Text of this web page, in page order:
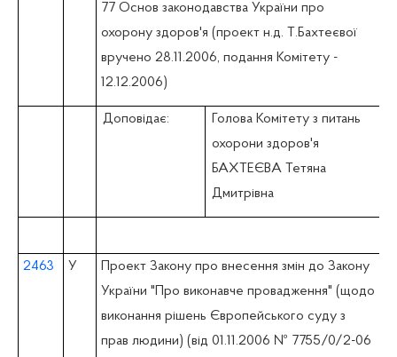
77 Основ законодавства України про
охорону здоров'я (проект н.д. Т.Бахтеєвої
вручено 28.11.2006, подання Комітету -
12.12.2006)
Доповідає:
Голова Комітету з питань
охорони здоров'я
БАХТЕЄВА Тетяна
Дмитрівна
2463 У
Проект Закону про внесення змін до Закону
України "Про виконавче провадження" (щодо
виконання рішень Європейського суду з
прав людини) (вiд 01.11.2006 № 7755/0/2-06